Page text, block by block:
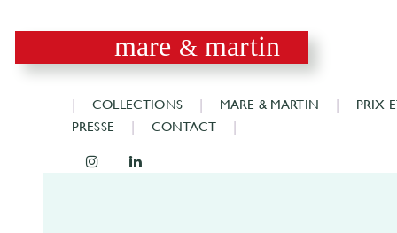
mare & martin
COLLECTIONS MARE & MARTIN
PRIX
PRESSE
CONTACT